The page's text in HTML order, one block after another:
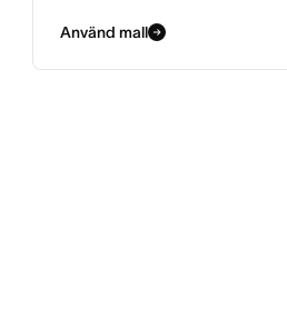
Använd mall